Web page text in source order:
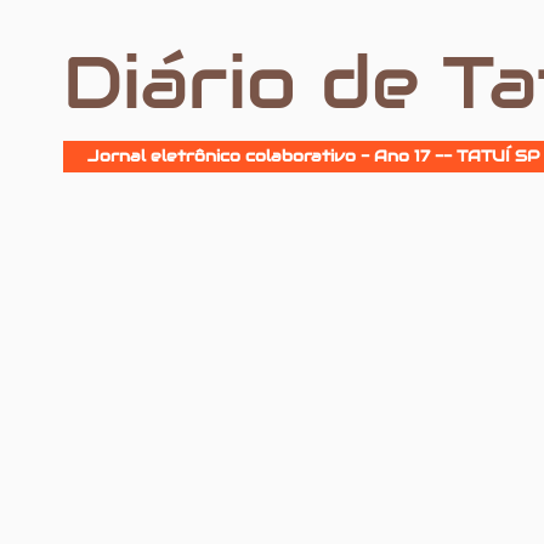
Diário de
Jornal eletrônico colaborativo - Ano 17 -- TATUÍ SP